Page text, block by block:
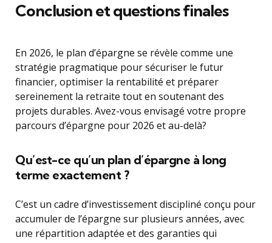
Conclusion et questions finales
En 2026, le plan d’épargne se révèle comme une
stratégie pragmatique pour sécuriser le futur
financier, optimiser la rentabilité et préparer
sereinement la retraite tout en soutenant des
projets durables. Avez-vous envisagé votre propre
parcours d’épargne pour 2026 et au-delà?
Qu’est-ce qu’un plan d’épargne à long
terme exactement ?
C’est un cadre d’investissement discipliné conçu pour
accumuler de l’épargne sur plusieurs années, avec
une répartition adaptée et des garanties qui